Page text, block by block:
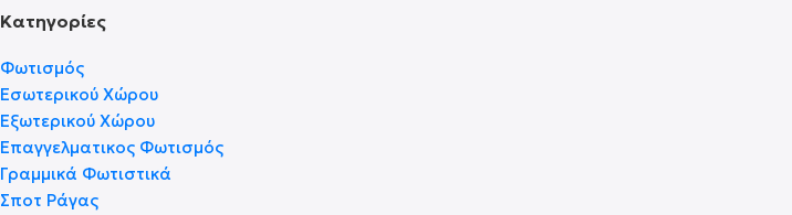
Κατηγορίες
Φωτισμός
Εσωτερικού Χώρου
Εξωτερικού Χώρου
Επαγγελματικος Φωτισμός
Γραμμικά Φωτιστικά
Σποτ Ράγας